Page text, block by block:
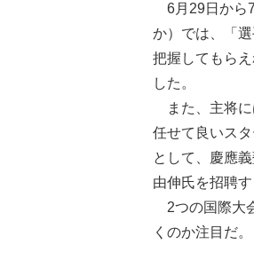
6月29日から
か）では、「
把握してもら
した。
また、主将に
任せて良いス
として、慶應
由伸氏を招聘
2つの国際大
くのか注目だ。